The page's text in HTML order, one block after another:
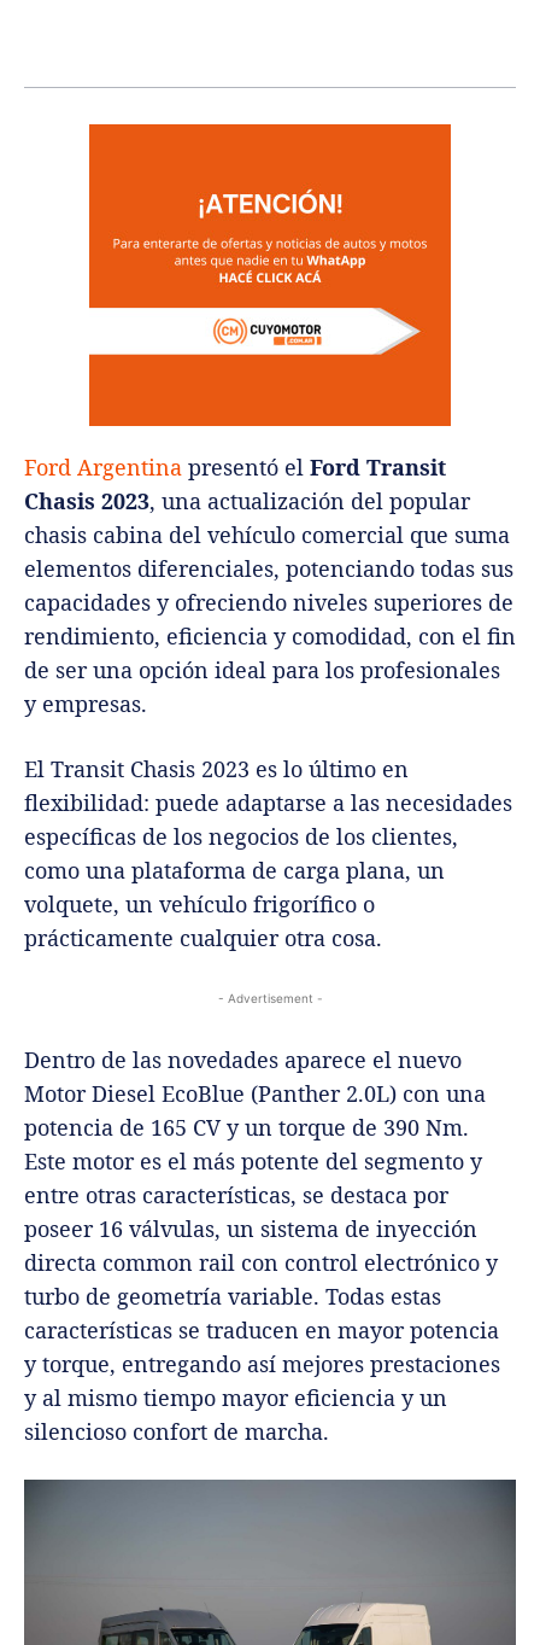
Ford Argentina presentó el Ford Transit
Chasis 2023, una actualización del popular
chasis cabina del vehículo comercial que suma
elementos diferenciales, potenciando todas sus
capacidades y ofreciendo niveles superiores de
rendimiento, eficiencia y comodidad, con el fin
de ser una opción ideal para los profesionales
y empresas.
El Transit Chasis 2023 es lo último en
flexibilidad: puede adaptarse a las necesidades
específicas de los negocios de los clientes,
como una plataforma de carga plana, un
volquete, un vehículo frigorífico o
prácticamente cualquier otra cosa.
- Advertisement -
Dentro de las novedades aparece el nuevo
Motor Diesel EcoBlue (Panther 2.0L) con una
potencia de 165 CV y un torque de 390 Nm.
Este motor es el más potente del segmento y
entre otras características, se destaca por
poseer 16 válvulas, un sistema de inyección
directa common rail con control electrónico y
turbo de geometría variable. Todas estas
características se traducen en mayor potencia
y torque, entregando así mejores prestaciones
y al mismo tiempo mayor eficiencia y un
silencioso confort de marcha.